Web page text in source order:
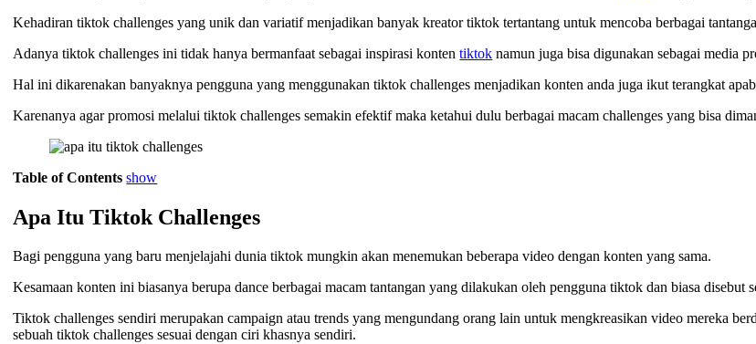
Kehadiran tiktok challenges yang unik dan variatif menjadikan banyak kreator tiktok tertantang untuk mencoba berbagai
Adanya tiktok challenges ini tidak hanya bermanfaat sebagai inspirasi kontentiktok namun juga bisa digunakan sebagai media
Hal ini dikarenakan banyaknya pengguna yang menggunakan tiktok challenges menjadikan konten anda juga ikut terangkat
Karenanya agar promosi melalui tiktok challenges semakin efektif maka ketahui dulu berbagai macam challenges yang bisa
Table of Contents show
Apa Itu Tiktok Challenges
Bagi pengguna yang baru menjelajahi dunia tiktok mungkin akan menemukan beberapa video dengan konten yang sama.
Kesamaan konten ini biasanya berupa dance berbagai macam tantangan yang dilakukan oleh pengguna tiktok dan biasa disebut
Tiktok challenges sendiri merupakan campaign atau trends yang mengundang orang lain untuk mengkreasikan video mereka
sebuah tiktok challenges sesuai dengan ciri khasnya sendiri.